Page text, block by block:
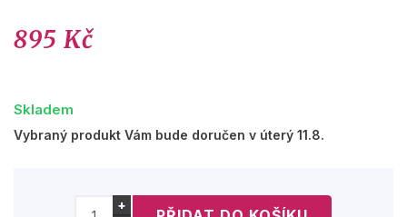
895 Kč
Skladem
Vybraný produkt Vám bude doručen v úterý 11.8.
+